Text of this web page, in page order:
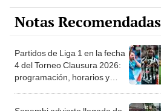
Notas Recomendadas
Partidos de Liga 1 en la fecha
4 del Torneo Clausura 2026:
programación, horarios y